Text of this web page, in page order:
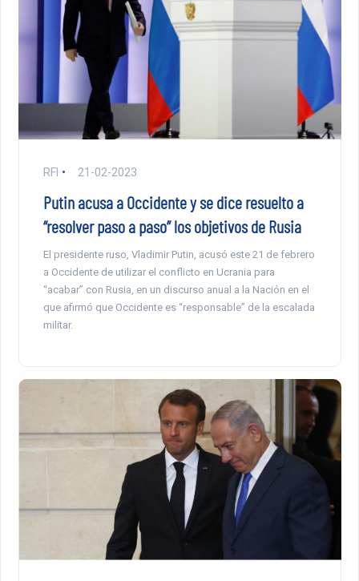
RFI 21-02-2023
Putin acusa a Occidente y se dice resuelto a
“resolver paso a paso” los objetivos de Rusia
El presidente ruso, Vladimir Putin, acusó este 21 de febrero
a Occidente de utilizar el conflicto en Ucrania para
“acabar” con Rusia, en un discurso anual a la Nación en el
que afirmó que Occidente es “responsable” de la escalada
militar.